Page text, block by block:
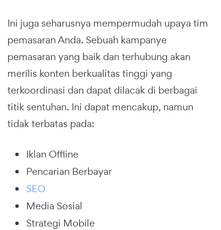
Ini juga seharusnya mempermudah upaya tim
pemasaran Anda. Sebuah kampanye
pemasaran yang baik dan terhubung akan
merilis konten berkualitas tinggi yang
terkoordinasi dan dapat dilacak di berbagai
titik sentuhan. Ini dapat mencakup, namun
tidak terbatas pada:
Iklan Offline
Pencarian Berbayar
SEO
Media Sosial
Strategi Mobile